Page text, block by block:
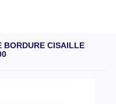
BORDURE CISAILLE